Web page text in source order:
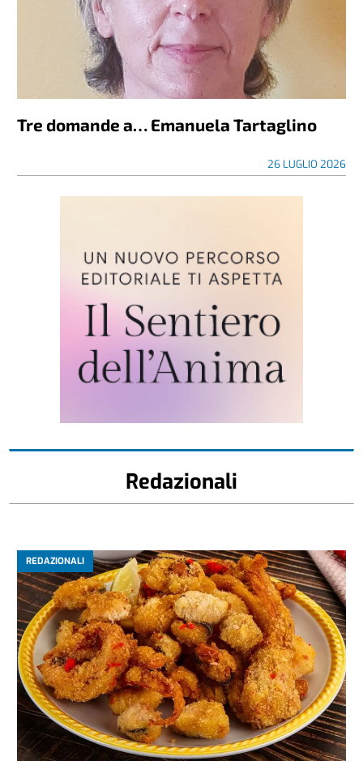
Tre domande a… Emanuela Tartaglino
26 LUGLIO 2026
Redazionali
REDAZIONALI